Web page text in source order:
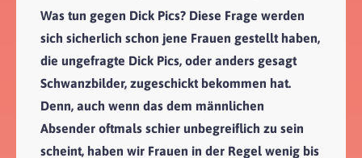
Was tun gegen Dick Pics? Diese Frage werden
sich sicherlich schon jene Frauen gestellt haben,
die ungefragte Dick Pics, oder anders gesagt
Schwanzbilder, zugeschickt bekommen hat.
Denn, auch wenn das dem männlichen
Absender oftmals schier unbegreiflich zu sein
scheint, haben wir Frauen in der Regel wenig bis